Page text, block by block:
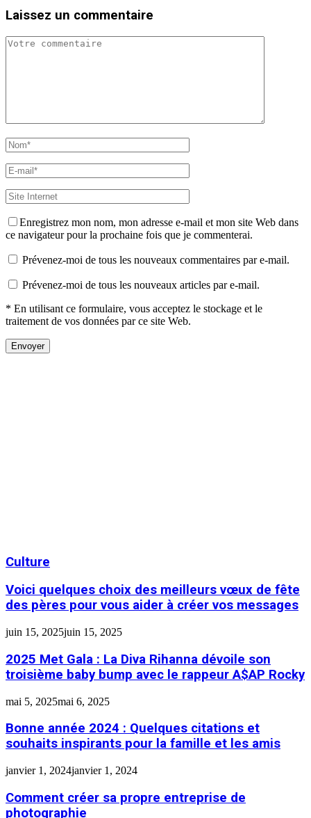
Laissez un commentaire
Enregistrez mon nom, mon adresse e-mail et mon site Web dans
ce navigateur pour la prochaine fois que je commenterai.
Prévenez-moi de tous les nouveaux commentaires par e-mail.
Prévenez-moi de tous les nouveaux articles par e-mail.
* En utilisant ce formulaire, vous acceptez le stockage et le
traitement de vos données par ce site Web.
Culture
Voici quelques choix des meilleurs vœux de fête
des pères pour vous aider à créer vos messages
juin 15, 2025juin 15, 2025
2025 Met Gala : La Diva Rihanna dévoile son
troisième baby bump avec le rappeur A$AP Rocky
mai 5, 2025mai 6, 2025
Bonne année 2024 : Quelques citations et
souhaits inspirants pour la famille et les amis
janvier 1, 2024janvier 1, 2024
Comment créer sa propre entreprise de
photographie